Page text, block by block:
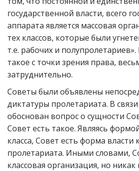
государственной власти, всего
аппарата является массовая
тех классов, которые были
т.е. рабочих и
такое с точки зрения права,
затруднительно.
Советы были объявлены
диктатуры пролетариата. В
обоснован вопрос о сущности
Совет есть такое. Являясь
класса, Совет есть форма власти
пролетариата. Иными словами,
классовая организация, но никак